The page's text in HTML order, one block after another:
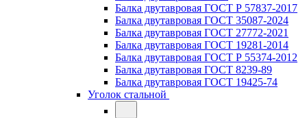
Балка двутавровая ГОСТ Р 57837-2017
Балка двутавровая ГОСТ 35087-2024
Балка двутавровая ГОСТ 27772-2021
Балка двутавровая ГОСТ 19281-2014
Балка двутавровая ГОСТ Р 55374-2012
Балка двутавровая ГОСТ 8239-89
Балка двутавровая ГОСТ 19425-74
Уголок стальной